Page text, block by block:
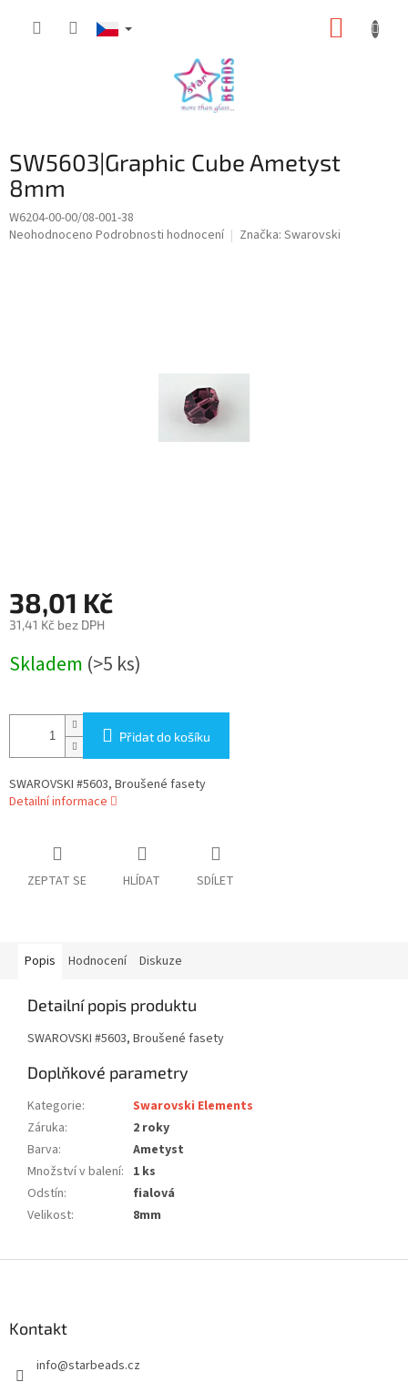
SW5603|Graphic Cube Ametyst
8mm
W6204-00-00/08-001-38
Průměrné
Neohodnoceno Podrobnosti hodnocení Značka: Swarovski
38,01 Kč
31,41 Kč bez DPH
cena:
Skladem (>5 ks)
Přidat do košíku
SWAROVSKI #5603, Broušené fasety
Detailní informace
ZEPTAT SE HLÍDAT SDÍLET
Popis Hodnocení Diskuze
Detailní popis produktu
SWAROVSKI #5603, Broušené fasety
Doplňkové parametry
Kategorie:
Swarovski Elements
Záruka:
2 roky
Barva:
Ametyst
Množství v balení: 1 ks
Odstín:
fialová
Velikost: 8mm
Kontakt
info@starbeads.cz